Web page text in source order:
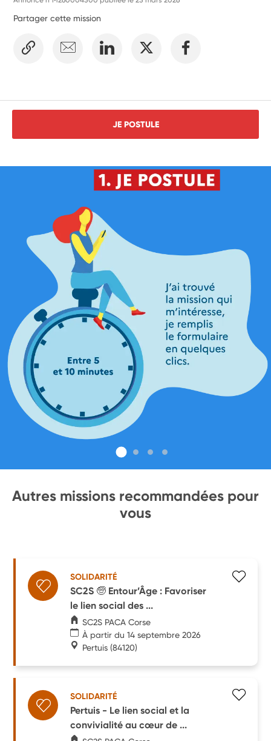
Partager cette mission
JE POSTULE
Autres missions recommandées pour
vous
SOLIDARITÉ
SC2S 🧓 Entour’Âge : Favoriser
le lien social des ...
SC2S PACA Corse
À partir du 14 septembre 2026
Pertuis (84120)
SOLIDARITÉ
Pertuis - Le lien social et la
convivialité au cœur de ...